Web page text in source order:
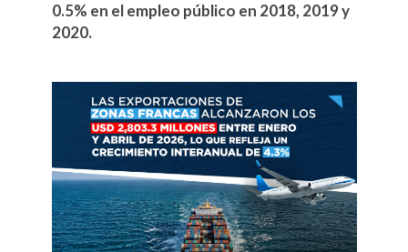
0.5% en el empleo público en 2018, 2019 y
2020.